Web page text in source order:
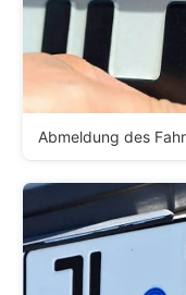
Abmeldung des